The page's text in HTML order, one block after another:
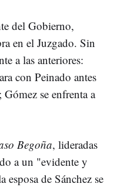
del Gobierno,
en el Juzgado. Sin
a las anteriores:
con Peinado antes
se enfrenta a
Begoña, lideradas
a un "evidente y
de Sánchez se